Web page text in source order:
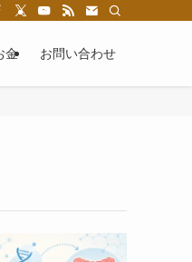
金 お問い合わせ